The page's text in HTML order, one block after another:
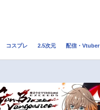
Vtuber トレンド
コスプレ 2.5次元 配信・Vtuber